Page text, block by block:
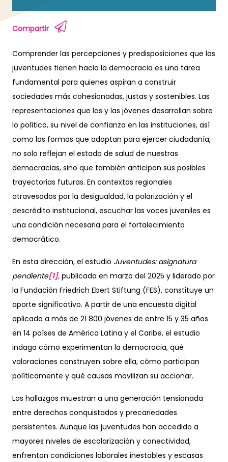
Compartir
Comprender las percepciones y predisposiciones que las
juventudes tienen hacia la democracia es una tarea
fundamental para quienes aspiran a construir
sociedades más cohesionadas, justas y sostenibles. Las
representaciones que los y las jóvenes desarrollan sobre
lo político, su nivel de confianza en las instituciones, así
como las formas que adoptan para ejercer ciudadanía,
no solo reflejan el estado de salud de nuestras
democracias, sino que también anticipan sus posibles
trayectorias futuras. En contextos regionales
atravesados por la desigualdad, la polarización y el
descrédito institucional, escuchar las voces juveniles es
una condición necesaria para el fortalecimiento
democrático.
En esta dirección, el estudio Juventudes: asignatura
pendiente[1], publicado en marzo del 2025 y liderado por
la Fundación Friedrich Ebert Stiftung (FES), constituye un
aporte significativo. A partir de una encuesta digital
aplicada a más de 21 800 jóvenes de entre 15 y 35 años
en 14 países de América Latina y el Caribe, el estudio
indaga cómo experimentan la democracia, qué
valoraciones construyen sobre ella, cómo participan
políticamente y qué causas movilizan su accionar.
Los hallazgos muestran a una generación tensionada
entre derechos conquistados y precariedades
persistentes. Aunque las juventudes han accedido a
mayores niveles de escolarización y conectividad,
enfrentan condiciones laborales inestables y escasas